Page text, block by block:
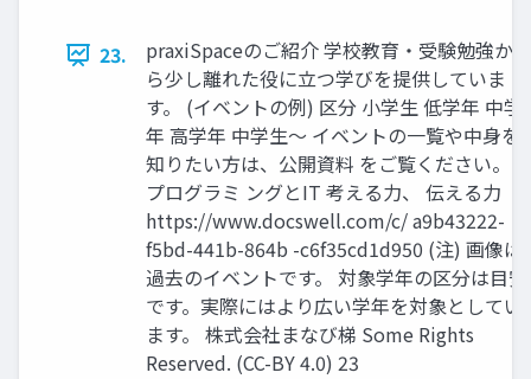
23.
praxiSpaceのご紹介 学校教育・受験勉強か
ら少し離れた役に立つ学びを提供していま
す。 (イベントの例) 区分 小学生 低学年 中学
年 高学年 中学生～ イベントの一覧や中身を
知りたい方は、公開資料 をご覧ください。
プログラミ ングとIT 考える力、 伝える力
https://www.docswell.com/c/ a9b43222-
f5bd-441b-864b -c6f35cd1d950 (注) 画像は
過去のイベントです。 対象学年の区分は目安
です。実際にはより広い学年を対象としてい
ます。 株式会社まなび梯 Some Rights
Reserved. (CC-BY 4.0) 23